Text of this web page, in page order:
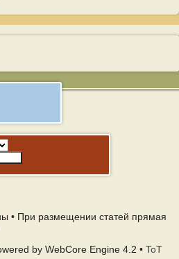
• При размещении статей прямая
by WebCore Engine 4.2 • ToT